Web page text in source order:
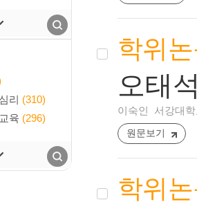
리 (310)
육 (296)
학위
오태
이숙인 서강대
원문보기
학위